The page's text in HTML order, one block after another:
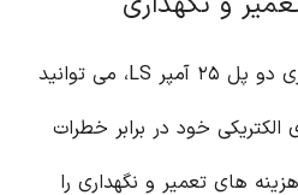
با استفاده از کلید مینیاتوری دو پل ۲۵ آمپر LS، می توانید
خود در برابر خطرات
های تعمیر و نگهداری را